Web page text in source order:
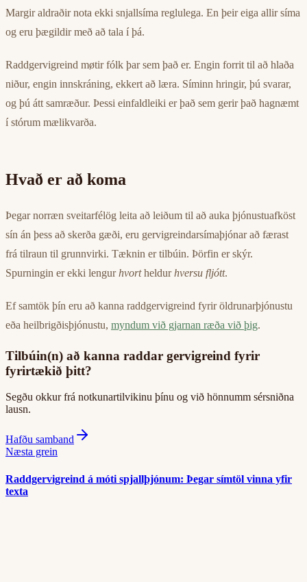
Margir aldraðir nota ekki snjallsíma reglulega. En þeir eiga allir síma
og eru þægildir með að tala í þá.
Raddgervigreind møtir fólk þar sem það er. Engin forrit til að hlaða
niður, engin innskráning, ekkert að læra. Síminn hringir, þú svarar,
og þú átt samræður. Þessi einfaldleiki er það sem gerir það hagnæmt
í stórum mælikvarða.
Hvað er að koma
Þegar norræn sveitarfélög leita að leiðum til að auka þjónustuafköst
sín án þess að skerða gæði, eru gervigreindarsímaþjónar að færast
frá tilraun til grunnvirki. Tæknin er tilbúin. Þörfin er skýr.
Spurningin er ekki lengurhvortheldurhversu fljótt.
Ef samtök þín eru að kanna raddgervigreind fyrir öldrunarþjónustu
eða heilbrigðisþjónustu, myndum við gjarnan ræða við þig.
Tilbúin(n) að kanna raddar gervigreind fyrir
fyrirtækið þitt?
Segðu okkur frá notkunartilvikinu þínu og við hönnumm sérsniðna
lausn.
Hafðu samband
Næsta grein
Raddgervigreind á móti spjallþjónum: Þegar símtöl vinna yfir
texta